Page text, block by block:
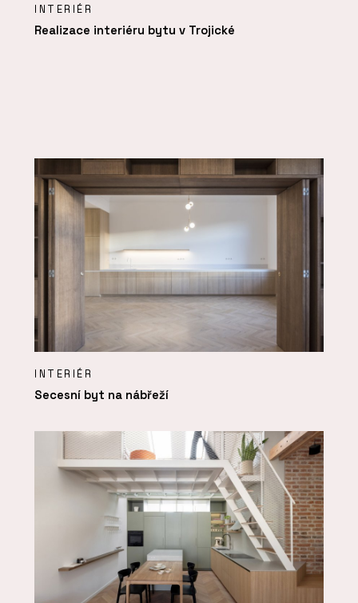
INTERIÉR
Realizace interiéru bytu v Trojické
INTERIÉR
Secesní byt na nábřeží